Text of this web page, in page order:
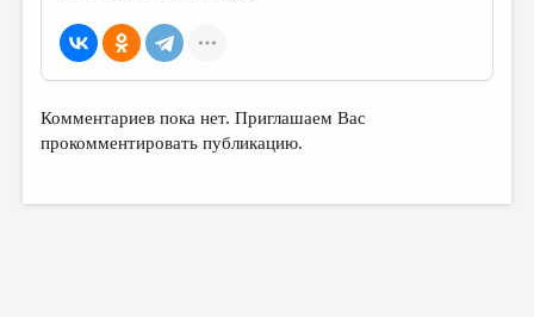
Комментариев пока нет. Приглашаем Вас
прокомментировать публикацию.